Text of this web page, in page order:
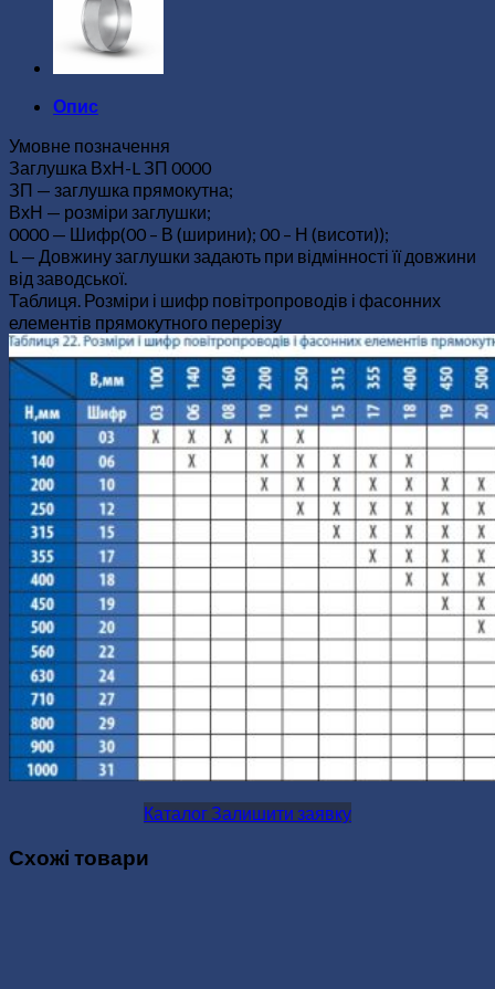
Опис
Умовне позначення
Заглушка ВхН-L ЗП 0000
ЗП — заглушка прямокутна;
ВхН — розміри заглушки;
0000 — Шифр(00 – В (ширини); 00 – Н (висоти));
L — Довжину заглушки задають при відмінності її довжини
від заводської.
Таблиця. Розміри і шифр повітропроводів і фасонних
елементів прямокутного перерізу
Каталог Залишити заявку
Схожі товари